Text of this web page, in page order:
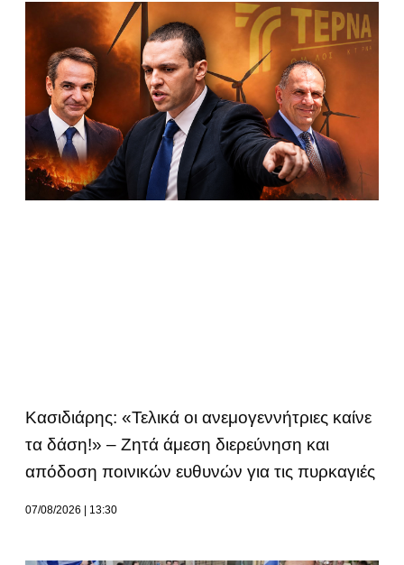
Κασιδιάρης: «Τελικά οι ανεμογεννήτριες καίνε
τα δάση!» – Ζητά άμεση διερεύνηση και
απόδοση ποινικών ευθυνών για τις πυρκαγιές
07/08/2026 13:30